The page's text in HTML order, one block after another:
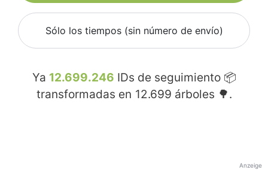
Sólo los tiempos (sin número de envío)
Ya 12.699.246 IDs de seguimiento 📦
transformadas en 12.699 árboles 🌳.
Anzeige